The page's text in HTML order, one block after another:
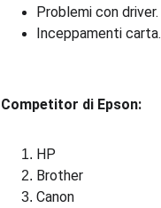
Problemi con driver.
Inceppamenti carta.
Competitor di Epson:
HP
Brother
Canon